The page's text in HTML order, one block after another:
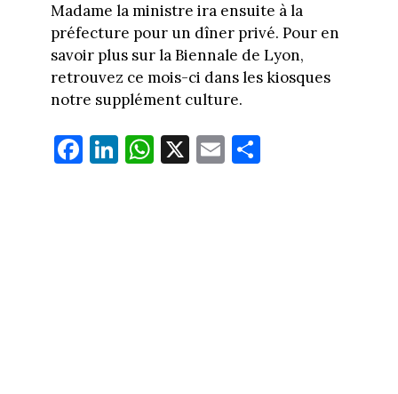
Madame la ministre ira ensuite à la
préfecture pour un dîner privé. Pour en
savoir plus sur la Biennale de Lyon,
retrouvez ce mois-ci dans les kiosques
notre supplément culture.
Fa
ce
Li
nk
W
ha
X E
m
Pa
rt